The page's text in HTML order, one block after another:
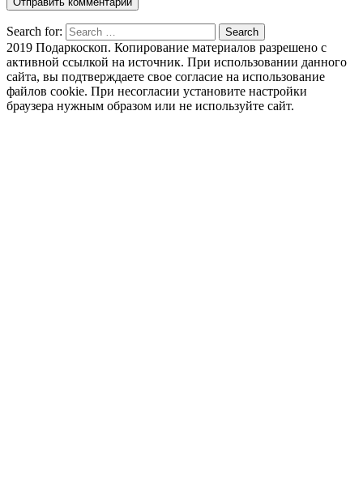
Search for: Search
2019 Подаркоскоп. Копирование материалов разрешено с
активной ссылкой на источник. При использовании данного
сайта, вы подтверждаете свое согласие на использование
файлов cookie. При несогласии установите настройки
браузера нужным образом или не используйте сайт.